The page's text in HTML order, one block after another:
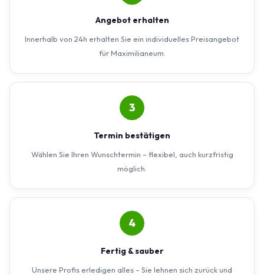
Angebot erhalten
Innerhalb von 24h erhalten Sie ein individuelles Preisangebot
für Maximilianeum.
3
Termin bestätigen
Wählen Sie Ihren Wunschtermin – flexibel, auch kurzfristig
möglich.
4
Fertig & sauber
Unsere Profis erledigen alles – Sie lehnen sich zurück und